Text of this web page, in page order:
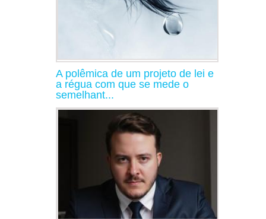
A polêmica de um projeto de lei e
a régua com que se mede o
semelhant...